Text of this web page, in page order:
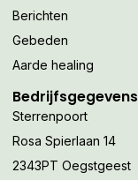
Berichten
Gebeden
Aarde healing
Bedrijfsgegevens
Sterrenpoort
Rosa Spierlaan 14
2343PT Oegstgeest